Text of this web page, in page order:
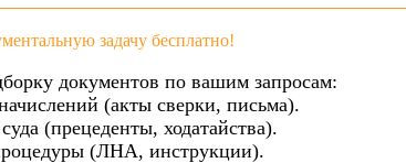
задачу бесплатно!
документов по вашим запросам:
(акты сверки, письма).
(прецеденты, ходатайства).
(ЛНА, инструкции).